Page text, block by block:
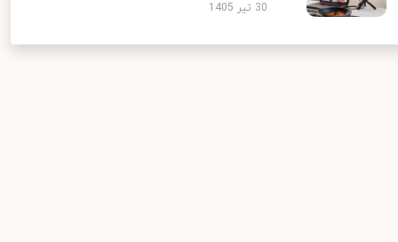
30 تیر 1405